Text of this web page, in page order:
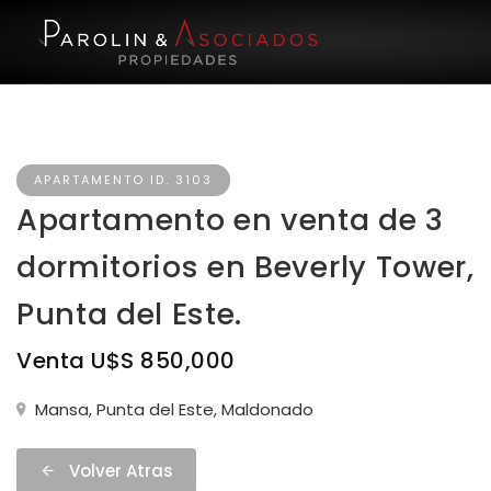
APARTAMENTO ID. 3103
Apartamento en venta de 3
dormitorios en Beverly Tower,
Punta del Este.
Venta U$S 850,000
Mansa, Punta del Este, Maldonado
Volver Atras